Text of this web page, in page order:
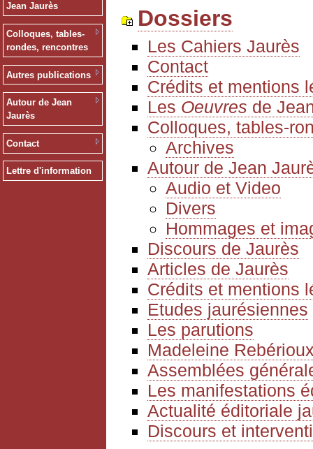
Jean Jaurès
Colloques, tables-
rondes, rencontres
Autres publications
Autour de Jean
Jaurès
Contact
Lettre d'information
Dossiers
Les Cahiers Jaurès
Contact
Crédits et mentions
Les Oeuvres de
Colloques, tables-
Archives
Autour de Jean
Audio et Video
Divers
Hommages et
Discours de Jaurès
Articles de Jaurès
Crédits et mentions
Etudes jaurésiennes
Les parutions
Madeleine
Assemblées
Les manifestations
Actualité éditoriale
Discours et